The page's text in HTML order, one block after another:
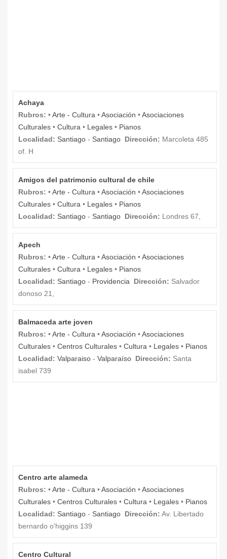
Achaya
Rubros: •Arte - Cultura •Asociación •Asociaciones
Culturales • Cultura • Legales • Pianos
Localidad: Santiago - Santiago Dirección: Marcoleta 485
of. H
Amigos del patrimonio cultural de chile
Rubros: •Arte - Cultura •Asociación •Asociaciones
Culturales • Cultura • Legales • Pianos
Localidad: Santiago - Santiago Dirección: Londres 67,
Apech
Rubros: •Arte - Cultura •Asociación •Asociaciones
Culturales • Cultura • Legales • Pianos
Localidad: Santiago - Providencia Dirección: Salvador
donoso 21,
Balmaceda arte joven
Rubros: •Arte - Cultura •Asociación •Asociaciones
Culturales • Centros Culturales • Cultura • Legales • Pianos
Localidad: Valparaiso - Valparaíso Dirección: Santa
isabel 739
Centro arte alameda
Rubros: •Arte - Cultura •Asociación •Asociaciones
Culturales • Centros Culturales • Cultura • Legales • Pianos
Localidad: Santiago - Santiago Dirección: Av. Libertado
bernardo o'higgins 139
Centro Cultural